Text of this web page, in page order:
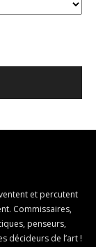
et percutent
Commissaires,
penseurs,
décideurs de l’art !